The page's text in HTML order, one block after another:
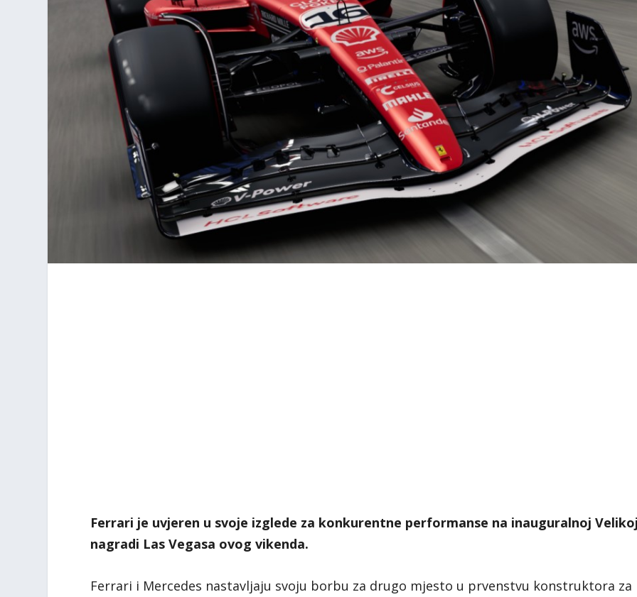
Ferrari je uvjeren u svoje izglede za konkurentne performanse na inauguralnoj
nagradi Las Vegasa ovog vikenda.
Ferrari i Mercedes nastavljaju svoju borbu za drugo mjesto u prvenstvu konstruktora za